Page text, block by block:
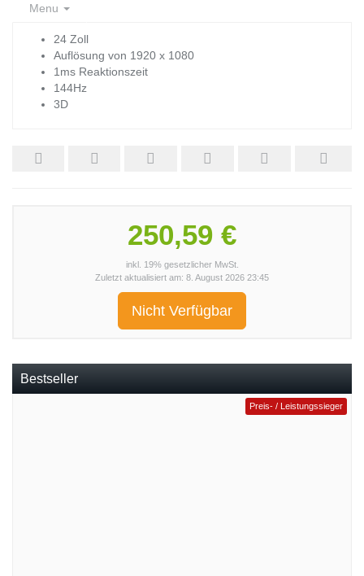
Menu
24 Zoll
Auflösung von 1920 x 1080
1ms Reaktionszeit
144Hz
3D
250,59 €
inkl. 19% gesetzlicher MwSt.
Zuletzt aktualisiert am: 8. August 2026 23:45
Nicht Verfügbar
Bestseller
Preis- / Leistungssieger